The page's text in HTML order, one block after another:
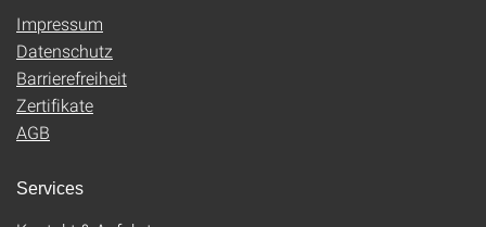
Impressum
Datenschutz
Barrierefreiheit
Zertifikate
AGB
Services